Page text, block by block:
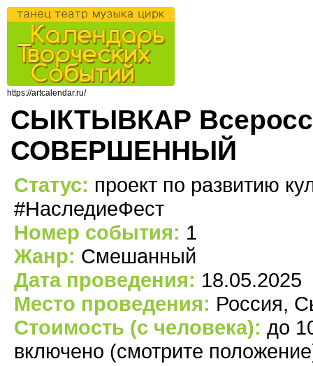
https://artcalendar.ru/
СЫКТЫВКАР
СОВЕРШЕННЫЙ
Статус: проект по развитию
#НаследиеФест
Номер события: 1
Жанр: Смешанный
Дата проведения: 18.05.2025
Место проведения: Россия,
Стоимость (с человека): до
включено (смотрите